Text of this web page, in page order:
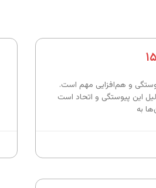
و هم‌افزایی مهم است.
این پیوستگی و اتحاد است
به